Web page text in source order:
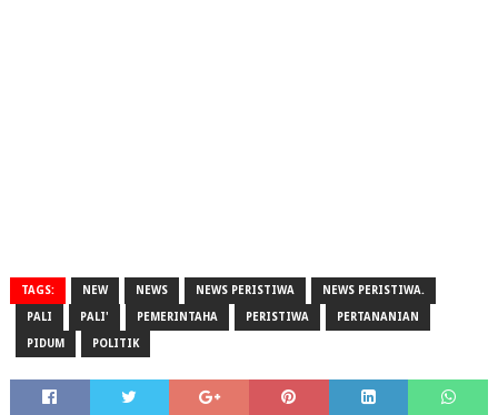
TAGS: NEW NEWS NEWS PERISTIWA NEWS PERISTIWA.
PALI PALI' PEMERINTAHA PERISTIWA PERTANANIAN
PIDUM POLITIK